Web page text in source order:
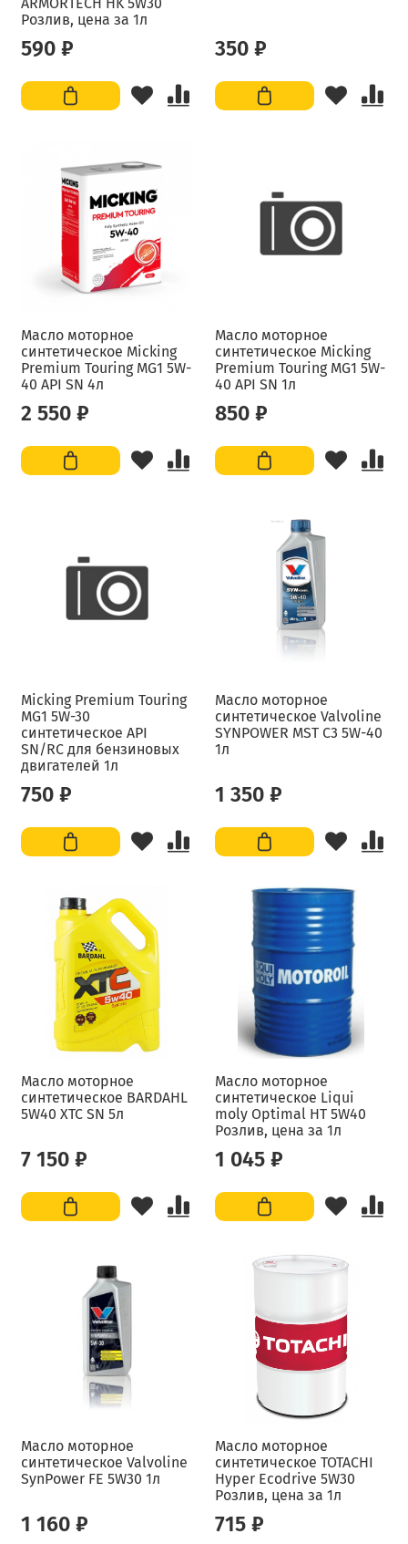
Розлив, цена за 1л
590 ₽ 350 ₽
Масло моторное
синтетическое Micking
Premium Touring MG1 5W-
40 API SN 4л
2 550 ₽
Масло моторное
синтетическое Micking
Premium Touring MG1 5W-
40 API SN 1л
850 ₽
Micking Premium Touring
MG1 5W-30
синтетическое API
SN/RC для бензиновых
двигателей 1л
750 ₽
Масло моторное
синтетическое Valvoline
SYNPOWER MST C3 5W-40
1л
1 350 ₽
Масло моторное
синтетическое BARDAHL
5W40 XTC SN 5л
7 150 ₽
Масло моторное
синтетическое Liqui
moly Optimal HT 5W40
Розлив, цена за 1л
1 045 ₽
Масло моторное
синтетическое Valvoline
SynPower FE 5W30 1л
1 160 ₽
Масло моторное
синтетическое TOTACHI
Hyper Ecodrive 5W30
Розлив, цена за 1л
715 ₽